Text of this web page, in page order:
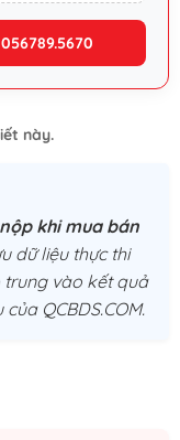
này.
khi mua bán
dữ liệu thực thi
trung vào kết quả
QCBDS.COM.